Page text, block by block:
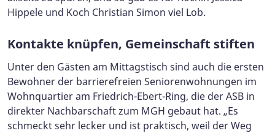
Hippele und Koch Christian Simon viel Lob.
Kontakte knüpfen, Gemeinschaft stiften
Unter den Gästen am Mittagstisch sind auch die ersten
Bewohner der barrierefreien Seniorenwohnungen im
Wohnquartier am Friedrich-Ebert-Ring, die der ASB in
direkter Nachbarschaft zum MGH gebaut hat. „Es
schmeckt sehr lecker und ist praktisch, weil der Weg